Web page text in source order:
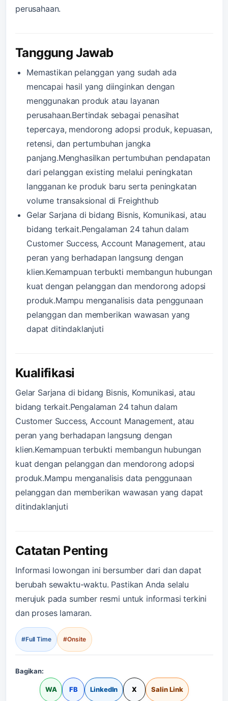
perusahaan.
Tanggung Jawab
Memastikan pelanggan yang sudah ada
mencapai hasil yang diinginkan dengan
menggunakan produk atau layanan
perusahaan.Bertindak sebagai penasihat
tepercaya, mendorong adopsi produk, kepuasan,
retensi, dan pertumbuhan jangka
panjang.Menghasilkan pertumbuhan pendapatan
dari pelanggan existing melalui peningkatan
langganan ke produk baru serta peningkatan
volume transaksional di Freighthub
Gelar Sarjana di bidang Bisnis, Komunikasi, atau
bidang terkait.Pengalaman 24 tahun dalam
Customer Success, Account Management, atau
peran yang berhadapan langsung dengan
klien.Kemampuan terbukti membangun hubungan
kuat dengan pelanggan dan mendorong adopsi
produk.Mampu menganalisis data penggunaan
pelanggan dan memberikan wawasan yang
dapat ditindaklanjuti
Kualifikasi
Gelar Sarjana di bidang Bisnis, Komunikasi, atau
bidang terkait.Pengalaman 24 tahun dalam
Customer Success, Account Management, atau
peran yang berhadapan langsung dengan
klien.Kemampuan terbukti membangun hubungan
kuat dengan pelanggan dan mendorong adopsi
produk.Mampu menganalisis data penggunaan
pelanggan dan memberikan wawasan yang dapat
ditindaklanjuti
Catatan Penting
Informasi lowongan ini bersumber dari dan dapat
berubah sewaktu-waktu. Pastikan Anda selalu
merujuk pada sumber resmi untuk informasi terkini
dan proses lamaran.
#Full Time #Onsite
Bagikan:
WA FB LinkedIn X Salin Link